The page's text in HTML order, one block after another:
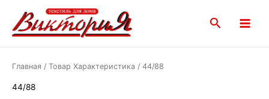
содержимому
Поиск
Menu
Главная / Товар Характеристика / 44/88
44/88